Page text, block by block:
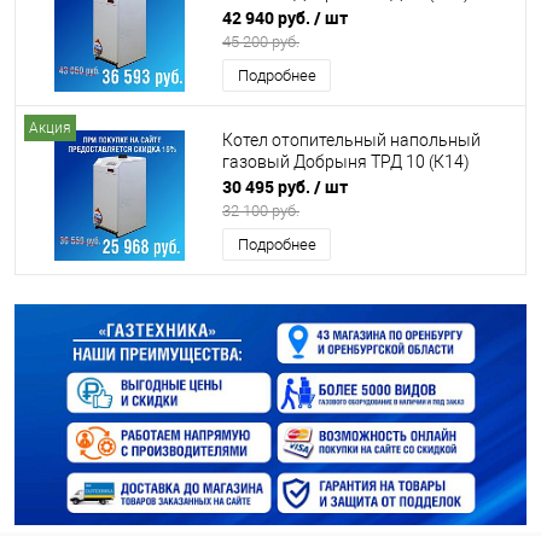
42 940 руб. / шт
45 200 руб.
Подробнее
Акция
Котел отопительный напольный
газовый Добрыня ТРД 10 (К14)
30 495 руб. / шт
32 100 руб.
Подробнее